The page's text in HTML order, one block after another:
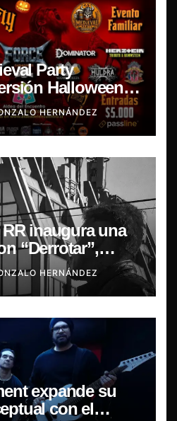
Party
Halloween
Encuentro
HERNÁNDEZ
inaugura una
“Derrotar”,
de su EP
Umbral
HERNÁNDEZ
expande su
con el